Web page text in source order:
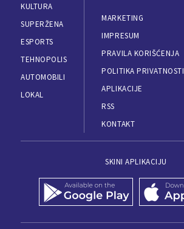
KULTURA
SUPERŽENA
ESPORTS
TEHNOPOLIS
AUTOMOBILI
LOKAL
MARKETING
IMPRESUM
PRAVILA KORIŠĆENJA
POLITIKA PRIVATNOSTI
APLIKACIJE
RSS
KONTAKT
SKINI APLIKACIJU